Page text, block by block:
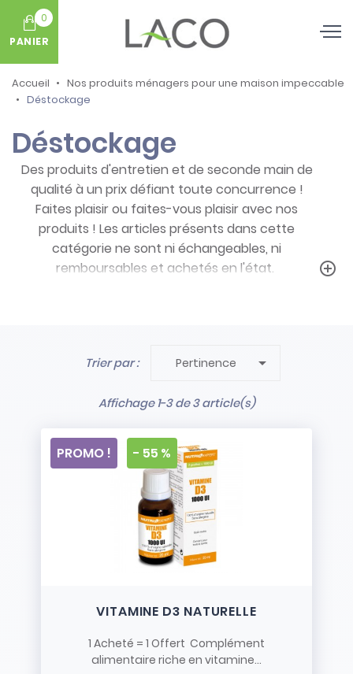
0
PANIER
Accueil
Nos produits ménagers pour une maison impeccable
Déstockage
Déstockage
Des produits d'entretien et de seconde main de
qualité à un prix défiant toute concurrence !
Faites plaisir ou faites-vous plaisir avec nos
produits ! Les articles présents dans cette
catégorie ne sont ni échangeables, ni
remboursables et achetés en l'état.
- Stock limité et non renouvelé
add_circle_outline
Trier par : Pertinence 
Affichage 1-3 de 3 article(s)
VITAMINE D3 NATURELLE
1 Acheté = 1 Offert Complément
alimentaire riche en vitamine...
PROMO ! - 55 %